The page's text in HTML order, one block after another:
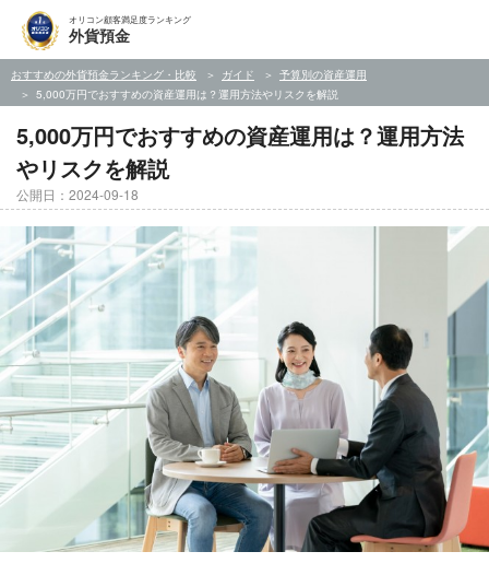
オリコン顧客満足度ランキング
外貨預金
おすすめの外貨預金ランキング・比較 ガイド
予算別の資産運用
5,000万円でおすすめの資産運用は？運用方法やリスクを解説
5,000万円でおすすめの資産運用は？運用方法
やリスクを解説
公開日：2024-09-18